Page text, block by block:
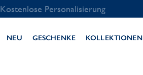
Kostenlose Personalisierung
NEU GESCHENKE KOLLEKTIONEN